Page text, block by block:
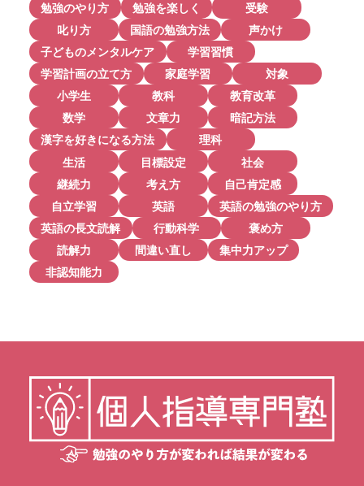
勉強のやり方
勉強を楽しく
受験
叱り方
国語の勉強方法
声かけ
子どものメンタルケア
学習習慣
学習計画の立て方
家庭学習
対象
小学生
教科
教育改革
数学
文章力
暗記方法
漢字を好きになる方法
理科
生活
目標設定
社会
継続力
考え方
自己肯定感
自立学習
英語
英語の勉強のやり方
英語の長文読解
行動科学
褒め方
読解力
間違い直し
集中力アップ
非認知能力